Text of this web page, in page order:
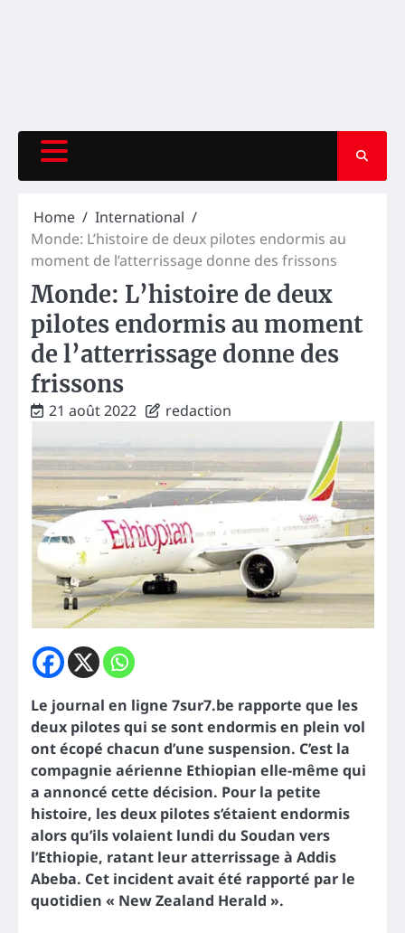
Home
International
Monde: L’histoire de deux pilotes endormis au
moment de l’atterrissage donne des frissons
Monde: L’histoire de deux
pilotes endormis au moment
de l’atterrissage donne des
frissons
21 août 2022 redaction
Le journal en ligne 7sur7.be rapporte que les
deux pilotes qui se sont endormis en plein vol
ont écopé chacun d’une suspension. C’est la
compagnie aérienne Ethiopian elle-même qui
a annoncé cette décision. Pour la petite
histoire, les deux pilotes s’étaient endormis
alors qu’ils volaient lundi du Soudan vers
l’Ethiopie, ratant leur atterrissage à Addis
Abeba. Cet incident avait été rapporté par le
quotidien « New Zealand Herald ».